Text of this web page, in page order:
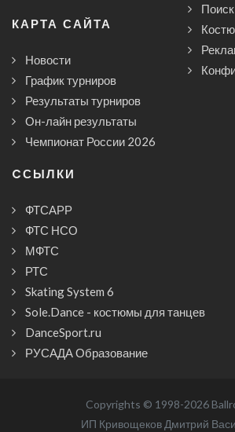
КАРТА САЙТА
Новости
График турниров
Результаты турниров
Он-лайн результаты
Чемпионат России 2026
CСЫЛКИ
ФТСАРР
ФТС НСО
МФТС
РТС
Skating System 6
Sole.Dance - костюмы для танцев
DanceSport.ru
РУСАДА Образование
Copyrights © 1998-2026
ИП Кривощеков Дмитрий